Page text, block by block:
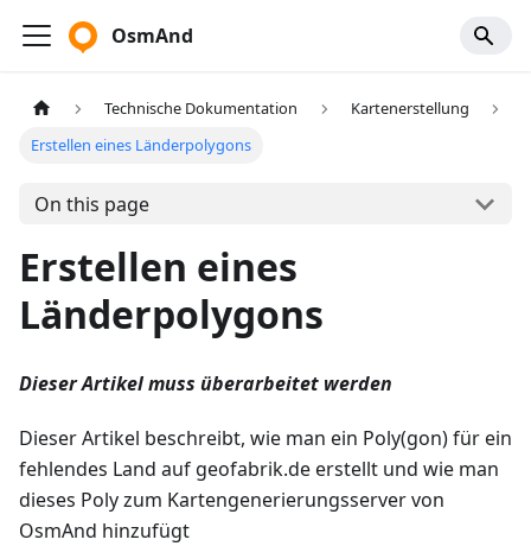
OsmAnd
Technische Dokumentation
Kartenerstellung
Erstellen eines Länderpolygons
On this page
Erstellen eines
Länderpolygons
Dieser Artikel muss überarbeitet werden
Dieser Artikel beschreibt, wie man ein Poly(gon) für ein
fehlendes Land auf geofabrik.de erstellt und wie man
dieses Poly zum Kartengenerierungsserver von
OsmAnd hinzufügt